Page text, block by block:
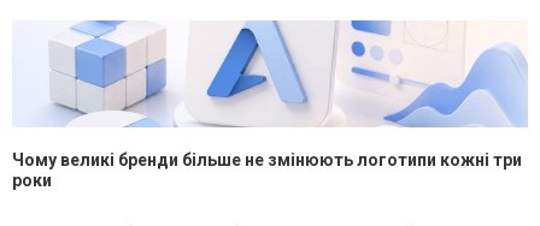
Чому великі бренди більше не змінюють логотипи кожні три
роки